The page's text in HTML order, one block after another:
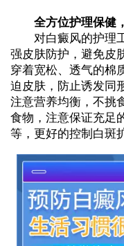
全方位护理保健
对白癜风的护理工
强皮肤防护，避免皮
穿着宽松、透气的棉
迫皮肤，防止诱发同
注意营养均衡，不挑
食物，注意保证充足
等，更好的控制白斑